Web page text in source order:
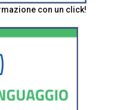
con un click!